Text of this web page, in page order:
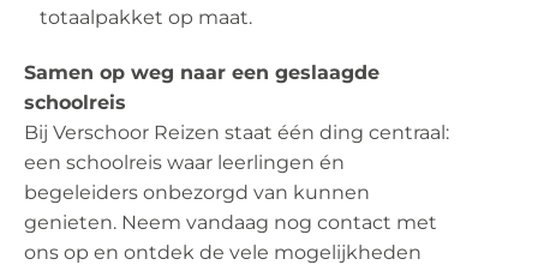
totaalpakket op maat.
Samen op weg naar een geslaagde
schoolreis
Bij Verschoor Reizen staat één ding centraal:
een schoolreis waar leerlingen én
begeleiders onbezorgd van kunnen
genieten. Neem vandaag nog contact met
ons op en ontdek de vele mogelijkheden